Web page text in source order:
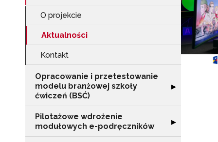
O projekcie
Aktualności
Kontakt
Opracowanie i przetestowanie
modelu branżowej szkoły
ćwiczeń (BSĆ)
Rozwiń sekcję
▶
Pilotażowe wdrożenie
modułowych e-podręczników
Rozwiń sekcję
▶